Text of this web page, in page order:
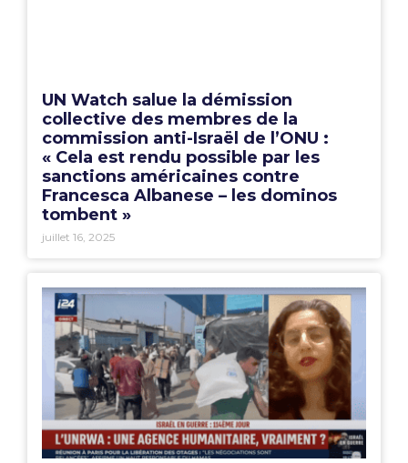
UN Watch salue la démission
collective des membres de la
commission anti-Israël de l’ONU :
« Cela est rendu possible par les
sanctions américaines contre
Francesca Albanese – les dominos
tombent »
juillet 16, 2025